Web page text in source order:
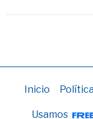
Inicio
Usamos